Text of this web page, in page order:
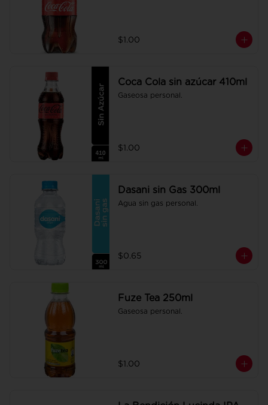
$1.00
Coca Cola sin azúcar 410ml
Gaseosa personal.
$1.00
Dasani sin Gas 300ml
Agua sin gas personal.
$0.65
Fuze Tea 250ml
Gaseosa personal.
$1.00